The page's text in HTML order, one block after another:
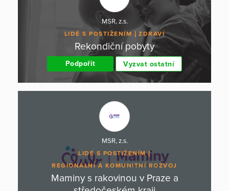
MSR, z.s.
LIDÉ S POSTIŽENÍM ZDRAVÍ
Rekondiční pobyty
Podpořit Vyzvat ostatní
MSR, z.s.
LIDÉ S POSTIŽENÍM
REGIONÁLNÍ A KOMUNITNÍ ROZVOJ
Maminy s rakovinou v Praze a